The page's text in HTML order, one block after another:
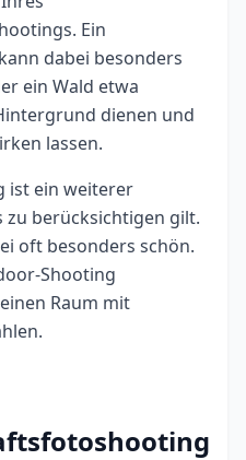
Ein
dabei besonders
ein Wald etwa
dienen und
lassen.
ist ein weiterer
zu berücksichtigen gilt.
oft besonders schön.
Shooting
Raum mit